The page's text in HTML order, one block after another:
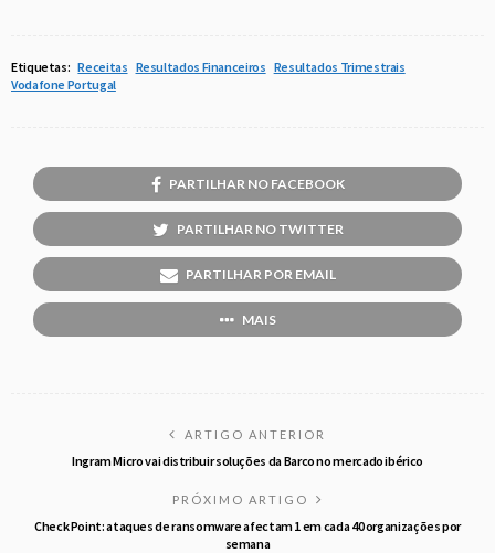
Etiquetas: Receitas Resultados Financeiros Resultados Trimestrais
Vodafone Portugal
PARTILHAR NO FACEBOOK
PARTILHAR NO TWITTER
PARTILHAR POR EMAIL
MAIS
ARTIGO ANTERIOR
Ingram Micro vai distribuir soluções da Barco no mercado ibérico
PRÓXIMO ARTIGO
Check Point: ataques de ransomware afectam 1 em cada 40 organizações por
semana